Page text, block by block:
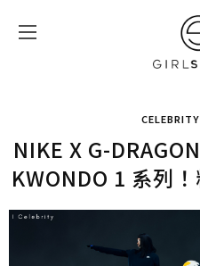
CELEBRITY
NIKE X G-
KWONDO 1 系列